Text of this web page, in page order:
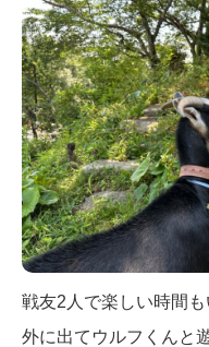
戦友2人で楽しい時間
外に出てウルフくんと